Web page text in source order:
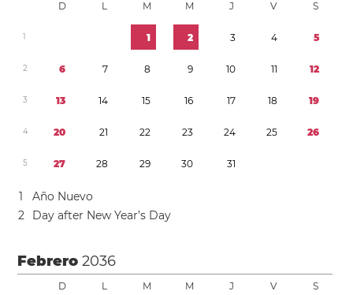
D L M M J V S
1 1 2 3 4 5
2 6 7 8 9 10 11 12
3 13 14 15 16 17 18 19
4 20 21 22 23 24 25 26
5 27 28 29 30 31
1
Año Nuevo
2
Day after New Year’s Day
Febrero2036
D L M M J V S